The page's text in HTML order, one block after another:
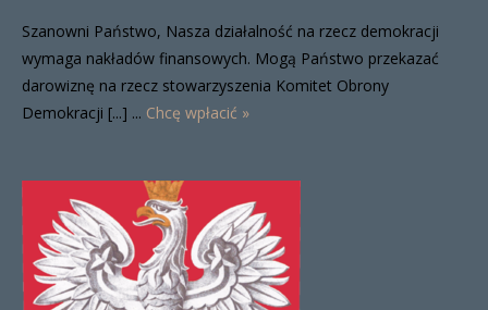
Szanowni Państwo, Nasza działalność na rzecz demokracji
wymaga nakładów finansowych. Mogą Państwo przekazać
darowiznę na rzecz stowarzyszenia Komitet Obrony
Demokracji [...] ... Chcę wpłacić »